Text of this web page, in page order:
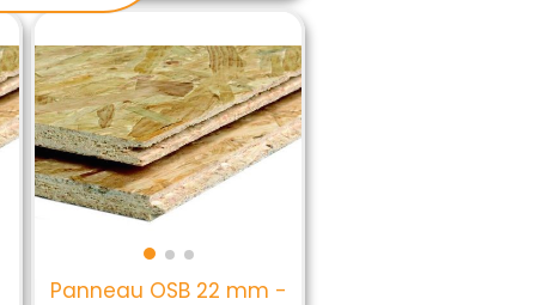
Panneau OSB 22 mm -